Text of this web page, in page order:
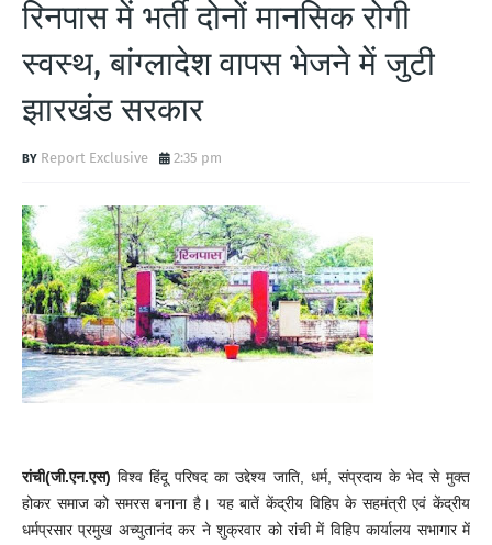
रिनपास में भर्ती दोनों मानसिक रोगी
स्वस्थ, बांग्लादेश वापस भेजने में जुटी
झारखंड सरकार
Report Exclusive 2:35 pm
रांची(जी.एन.एस)विश्व हिंदू परिषद का उद्देश्य जाति, धर्म, संप्रदाय के भेद से मुक्त
होकर समाज को समरस बनाना है। यह बातें केंद्रीय विहिप के सहमंत्री एवं केंद्रीय
धर्मप्रसार प्रमुख अच्युतानंद कर ने शुक्रवार को रांची में विहिप कार्यालय सभागार में